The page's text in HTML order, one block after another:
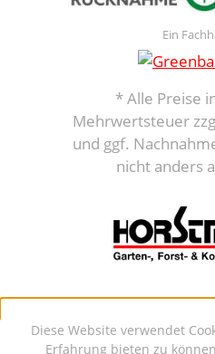
Ein
* Alle Preise
Mehrwertsteuer
und ggf.
nicht anders
Diese Website verwendet
Erfahrung bieten zu